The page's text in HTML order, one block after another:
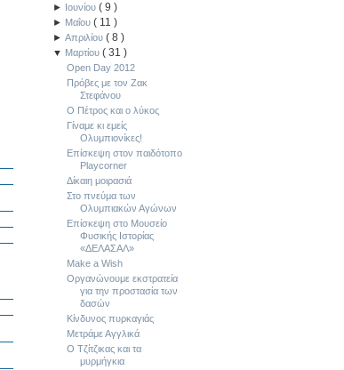
► Ιουνίου(9)
► Μαΐου( 11)
►Απριλίου(8)
▼ Μαρτίου(31)
Open Day 2012
Πρόβες με τον Ζακ
Στεφάνου
Ο Πέτρος και ο λύκος
Γίναμε κι εμείς
Ολυμπιονίκες!
Επίσκεψη στον παιδότοπο
Playcorner
Δίκαιη μοιρασιά
Στο πνεύμα των
Ολυμπιακών Αγώνων
Επίσκεψη στο Μουσείο
Φυσικής Ιστορίας
«ΔΕΛΑΣΑΛ»
Make a Wish
Οργανώνουμε εκστρατεία
για την προστασία των
δασών
Κίνδυνος πυρκαγιάς
Μετράμε Αγγλικά
Ο Τζίτζικας και τα
μυρμήγκια